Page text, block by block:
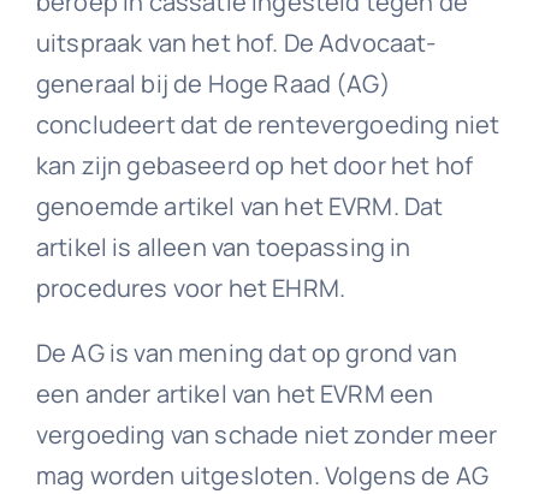
uitspraak van het hof. De Advocaat-
generaal bij de Hoge Raad (AG)
concludeert dat de rentevergoeding niet
kan zijn gebaseerd op het door het hof
genoemde artikel van het EVRM. Dat
artikel is alleen van toepassing in
procedures voor het EHRM.
De AG is van mening dat op grond van
een ander artikel van het EVRM een
vergoeding van schade niet zonder meer
mag worden uitgesloten. Volgens de AG